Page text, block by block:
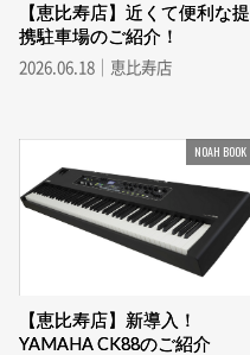
【恵比寿店】近くて便利な提
携駐車場のご紹介！
2026.06.18｜恵比寿店
NOAH BOOK
【恵比寿店】新導入！
YAMAHA CK88のご紹介